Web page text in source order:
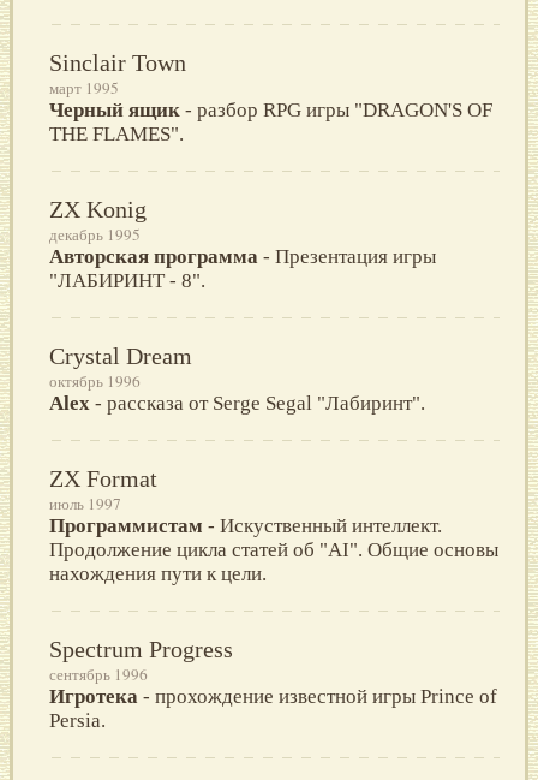
Sinclair Town
март 1995
Черный ящик - разбор RPG игры "DRAGON'S OF
THE FLAMES".
ZX Konig
декабрь 1995
Авторская программа - Презентация игры
"ЛАБИРИНТ - 8".
Crystal Dream
октябрь 1996
Alex - рассказа от Serge Segal "Лабиринт".
ZX Format
июль 1997
Программистам - Искуственный интеллект.
Продолжение цикла статей об "AI". Общие основы
нахождения пути к цели.
Spectrum Progress
сентябрь 1996
Игротека - прохождение известной игры Prince of
Persia.